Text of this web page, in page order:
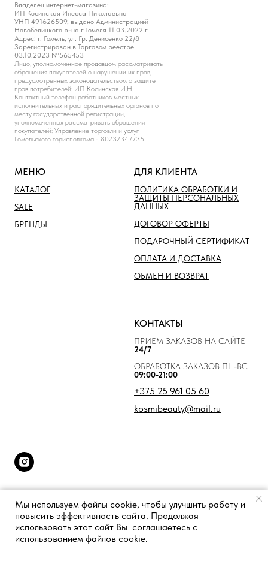
Владелец интернет-магазина:
ИП Косинская Инесса Николаевна
УНП 491626509, выдано Администрацией
Новобелицкого р-на г.Гомеля 11.03.2022 г.
Адрес: г. Гомель, ул. Гр. Денисенко 22/8
Зарегистрирован в Торговом реестре
03.10.2023 №565453
Лицо, уполномоченное продавцом рассматривать
обращения покупателей о нарушении их прав,
предусмотренных законодательством о защите
прав потребителей: ИП Косинская И.Н.
Контактный телефон работников местных
исполнительных и распорядительных органов по
месту государственной регистрации,
уполномоченных рассматривать обращения
покупателей: Управление торговли и услуг
Гомельского горисполкома - 80232347735
МЕНЮ
КАТАЛОГ
SALE
БРЕНДЫ
ДЛЯ КЛИЕНТА
ПОЛИТИКА ОБРАБОТКИ И
ЗАЩИТЫ ПЕРСОНАЛЬНЫХ
ДАННЫХ
ДОГОВОР ОФЕРТЫ
ПОДАРОЧНЫЙ СЕРТИФИКАТ
ОПЛАТА И ДОСТАВКА
ОБМЕН И ВОЗВРАТ
КОНТАКТЫ
ПРИЕМ ЗАКАЗОВ НА САЙТЕ
24/7
ОБРАБОТКА ЗАКАЗОВ ПН-ВС
09:00-21:00
+375 25 961 05 60
kosmibeauty@mail.ru
Мы используем файлы cookie, чтобы улучшить работу и
повысить эффективность сайта. Продолжая
использовать этот сайт Вы соглашаетесь с
использованием файлов cookie.